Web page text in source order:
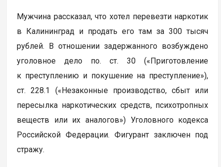
Мужчина рассказал, что хотел перевезти наркотик
в Калининград и продать его там за 300 тысяч
рублей. В отношении задержанного возбуждено
уголовное дело по. ст. 30 («Приготовление
к преступлению и покушение на преступление»),
ст. 228.1 («Незаконные производство, сбыт или
пересылка наркотических средств, психотропных
веществ или их аналогов») Уголовного кодекса
Российской Федерации. Фигурант заключен под
стражу.